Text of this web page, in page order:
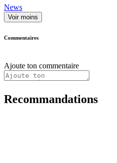
News
Voir moins
Commentaires
Ajoute ton commentaire
Recommandations